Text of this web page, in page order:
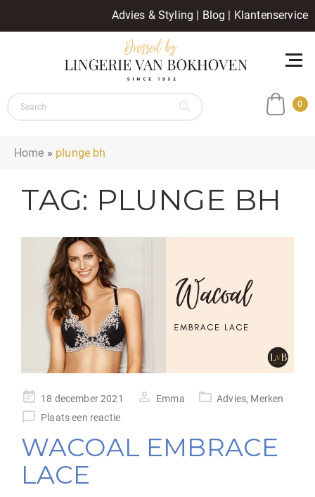
Advies & Styling | Blog | Klantenservice
0
Home » plunge bh
TAG: PLUNGE BH
geplaatst
op
18 december 2021 Emma Advies, Merken
Plaats een reactie
WACOAL EMBRACE
LACE